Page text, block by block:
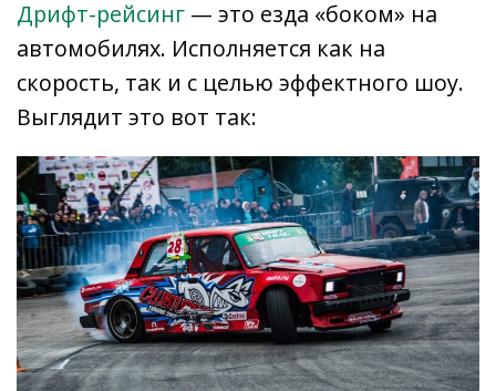
Дрифт-рейсинг — это езда «боком» на
автомобилях. Исполняется как на
скорость, так и с целью эффектного шоу.
Выглядит это вот так: